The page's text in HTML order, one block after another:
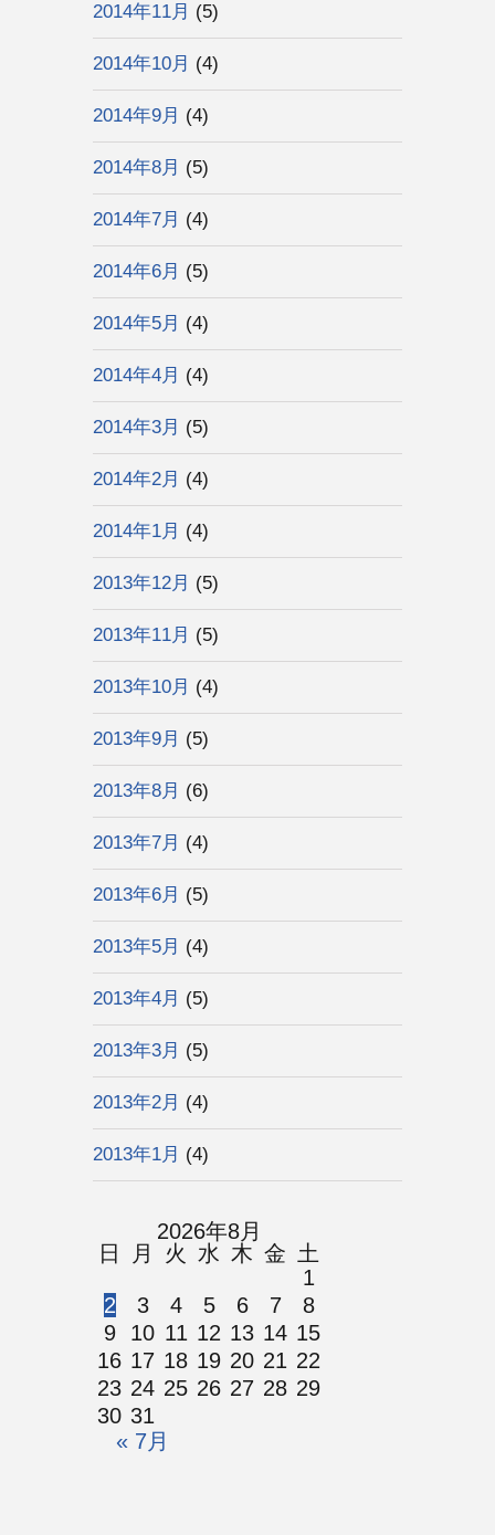
2014年11月 (5)
2014年10月 (4)
2014年9月 (4)
2014年8月 (5)
2014年7月 (4)
2014年6月 (5)
2014年5月 (4)
2014年4月 (4)
2014年3月 (5)
2014年2月 (4)
2014年1月 (4)
2013年12月 (5)
2013年11月 (5)
2013年10月 (4)
2013年9月 (5)
2013年8月 (6)
2013年7月 (4)
2013年6月 (5)
2013年5月 (4)
2013年4月 (5)
2013年3月 (5)
2013年2月 (4)
2013年1月 (4)
2026年8月
日
月 火 水 木 金 土
« 7月
1
2
3 4 5 6 7
8
9
10 11 12 13 14 15
16 17 18 19 20 21 22
23 24 25 26 27 28 29
30 31